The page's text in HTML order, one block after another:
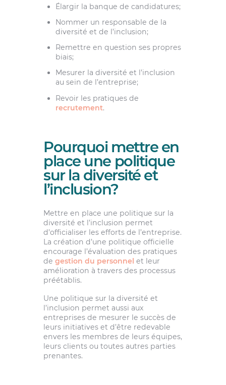
Élargir la banque de candidatures;
Nommer un responsable de la
diversité et de l’inclusion;
Remettre en question ses propres
biais;
Mesurer la diversité et l’inclusion
au sein de l’entreprise;
Revoir les pratiques de
recrutement.
Pourquoi mettre en
place une politique
sur la diversité et
l’inclusion?
Mettre en place une politique sur la
diversité et l’inclusion permet
d’officialiser les efforts de l’entreprise.
La création d’une politique officielle
encourage l’évaluation des pratiques
de gestion du personnel et leur
amélioration à travers des processus
préétablis.
Une politique sur la diversité et
l’inclusion permet aussi aux
entreprises de mesurer le succès de
leurs initiatives et d’être redevable
envers les membres de leurs équipes,
leurs clients ou toutes autres parties
prenantes.